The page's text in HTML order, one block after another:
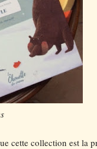
cette collection est la